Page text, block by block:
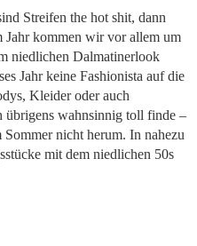
Streifen the hot shit, dann
Jahr kommen wir vor allem um
niedlichen Dalmatinerlook
Jahr keine Fashionista auf die
Kleider oder auch
übrigens wahnsinnig toll finde –
nicht herum. In nahezu
mit dem niedlichen 50s